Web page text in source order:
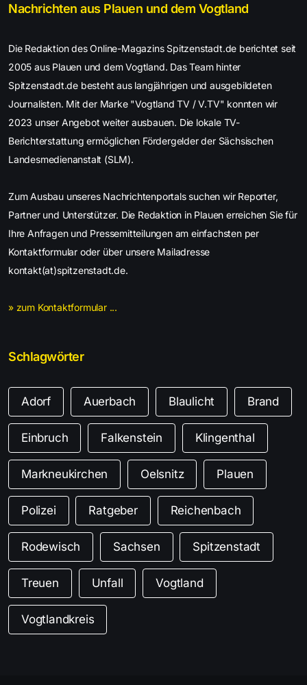
Nachrichten aus Plauen und dem Vogtland
Die Redaktion des Online-Magazins Spitzenstadt.de berichtet seit
2005 aus Plauen und dem Vogtland. Das Team hinter
Spitzenstadt.de besteht aus langjährigen und ausgebildeten
Journalisten. Mit der Marke "Vogtland TV / V.TV" konnten wir
2023 unser Angebot weiter ausbauen. Die lokale TV-
Berichterstattung ermöglichen Fördergelder der Sächsischen
Landesmedienanstalt (SLM).
Zum Ausbau unseres Nachrichtenportals suchen wir Reporter,
Partner und Unterstützer. Die Redaktion in Plauen erreichen Sie für
Ihre Anfragen und Pressemitteilungen am einfachsten per
Kontaktformular oder über unsere Mailadresse
kontakt(at)spitzenstadt.de.
» zum Kontaktformular ...
Schlagwörter
Adorf Auerbach Blaulicht Brand
Einbruch Falkenstein Klingenthal
Markneukirchen Oelsnitz Plauen
Polizei Ratgeber Reichenbach
Rodewisch Sachsen Spitzenstadt
Treuen Unfall Vogtland
Vogtlandkreis